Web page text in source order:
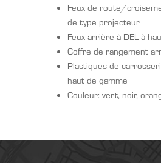
Feux de route/
de type projecteur
Feux arrière à DEL à
Coffre de rangement
Plastiques de
haut de gamme
Couleur: vert, noir,